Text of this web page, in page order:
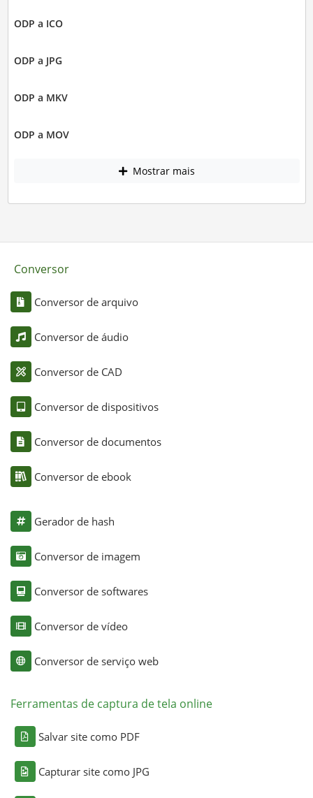
ODP a ICO
ODP a JPG
ODP a MKV
ODP a MOV
Mostrar mais
Conversor
Conversor de arquivo
Conversor de áudio
Conversor de CAD
Conversor de dispositivos
Conversor de documentos
Conversor de ebook
Gerador de hash
Conversor de imagem
Conversor de softwares
Conversor de vídeo
Conversor de serviço web
Ferramentas de captura de tela online
Salvar site como PDF
Capturar site como JPG